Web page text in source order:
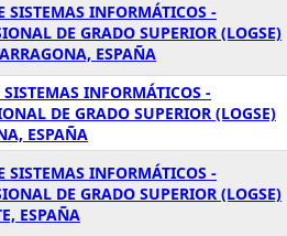
INFORMÁTICOS -
DE GRADO SUPERIOR (LOGSE)
ESPAÑA
INFORMÁTICOS -
DE GRADO SUPERIOR (LOGSE)
ESPAÑA
INFORMÁTICOS -
DE GRADO SUPERIOR (LOGSE)
ESPAÑA